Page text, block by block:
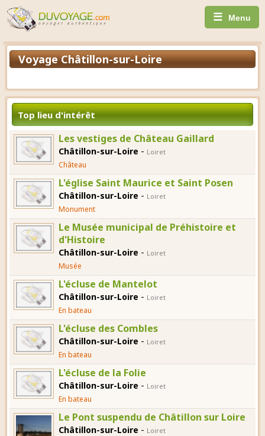
☰ Menu
Voyage Châtillon-sur-Loire
Top lieu d'intérêt
Les vestiges de Château Gaillard
Châtillon-sur-Loire - Loiret
Château
L'église Saint Maurice et Saint Posen
Châtillon-sur-Loire - Loiret
Monument
Le Musée municipal de Préhistoire et
d'Histoire
Châtillon-sur-Loire - Loiret
Musée
L'écluse de Mantelot
Châtillon-sur-Loire - Loiret
En bateau
L'écluse des Combles
Châtillon-sur-Loire - Loiret
En bateau
L'écluse de la Folie
Châtillon-sur-Loire - Loiret
En bateau
Le Pont suspendu de Châtillon sur Loire
Châtillon-sur-Loire - Loiret